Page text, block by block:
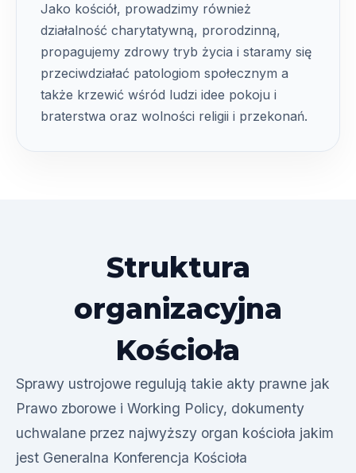
Jako kościół, prowadzimy również
działalność charytatywną, prorodzinną,
propagujemy zdrowy tryb życia i staramy się
przeciwdziałać patologiom społecznym a
także krzewić wśród ludzi idee pokoju i
braterstwa oraz wolności religii i przekonań.
Struktura
organizacyjna
Kościoła
Sprawy ustrojowe regulują takie akty prawne jak
Prawo zborowe i Working Policy, dokumenty
uchwalane przez najwyższy organ kościoła jakim
jest Generalna Konferencja Kościoła